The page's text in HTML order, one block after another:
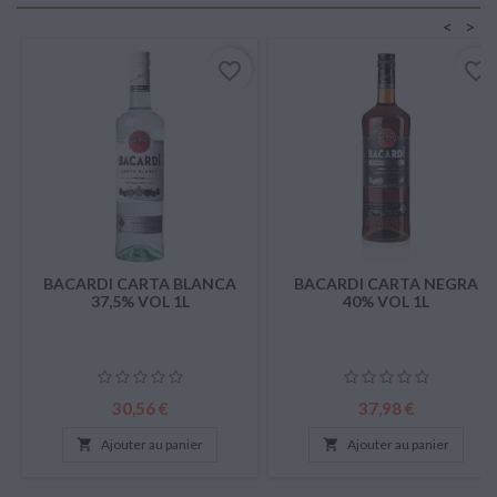
>
<
BACARDI CARTA BLANCA
37,5% VOL 1L
Prix
30,56 €
 Ajouter au panier
favorite_border
BACARDI CARTA NEGRA
40% VOL 1L
Prix
37,98 €
 Ajouter au panier
favorite_border